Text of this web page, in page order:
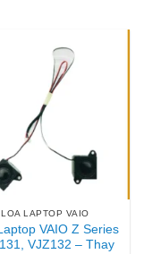
LOA LAPTOP VAIO
VAIO Z Series
VJZ132 – Thay